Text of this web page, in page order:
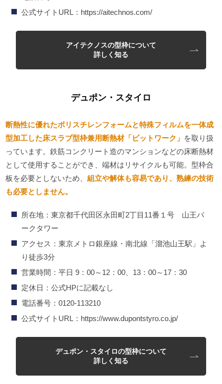
公式サイトURL：https://aitechnos.com/
アイテクノスの型枠について
詳しく知る
デュポン・スタイロ
断熱性に優れたポリスチレンフォームと特殊フィルムを一体成
型加工した床スラブ型枠兼用断熱材「ピットワーク」 を取り扱
っています。鉄筋コンクリート造のマンションなどの床断熱材
として使用することができ、端材はリサイクルも可能。型枠合
板を必要としないため、組立や解体も容易であり、熟練の技術
も必要としません。
所在地：東京都千代田区永田町2丁目11番１号 山王パ
ークタワー
アクセス：東京メトロ銀座線・南北線「溜池山王駅」よ
り徒歩3分
営業時間：平日 9：00～12：00、13：00～17：30
定休日：公式HPに記載なし
電話番号：0120-113210
公式サイトURL：https://www.dupontstyro.co.jp/
デュポン・スタイロの型枠について
詳しく知る